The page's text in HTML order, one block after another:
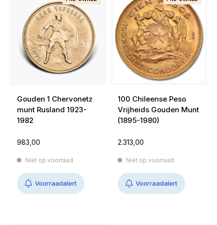
Gouden 1 Chervonetz
munt Rusland 1923-
1982
983,00
Niet op voorraad
Voorraadalert
100 Chileense Peso
Vrijheids Gouden Munt
(1895-1980)
2.313,00
Niet op voorraad
Voorraadalert